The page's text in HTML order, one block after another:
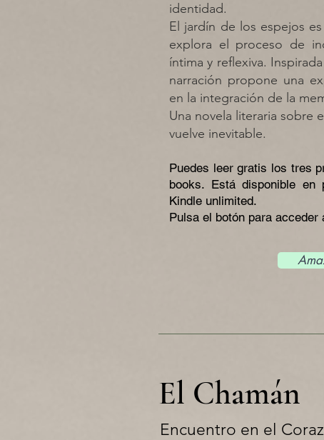
identidad.
El jardín de los espejos
explora el proceso de
íntima y reflexiva.
narración propone una
en la integración de la
Una novela literaria sobre
vuelve inevitable.
Puedes leer gratis los tres
books. Está disponible en
Kindle unlimited.
Pulsa el botón para acceder
El Chamán
Encuentro en el